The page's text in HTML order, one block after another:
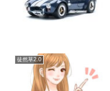
徒然草2.0